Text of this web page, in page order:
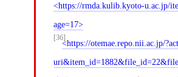
https://rmda.kulib.kyoto-u.ac.jp/
age=17
[36]
https://otemae.repo.nii.ac.jp/